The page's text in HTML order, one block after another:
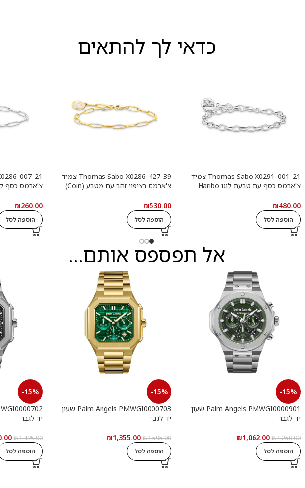
כדאי לך להתאים
Thomas Sabo X0291-001-21 צמיד
צ'ארמס כסף עם טבעת לוגו Haribo
₪480.00
הוספה לסל
Thomas Sabo X0286-427-39 צמיד
צ'ארמס בציפוי זהב עם מטבע (Coin)
₪530.00
הוספה לסל
צ'ארמס כסף
₪260.00
הוספה לסל
אל תפספס אותם...
-15%
Palm Angels PMWGI0000901 שעון
יד לגבר
₪1,250.00
₪1,062.00
הוספה לסל
-15%
Palm Angels PMWGI0000703 שעון
יד לגבר
₪1,595.00
₪1,355.00
הוספה לסל
-15%
יד לגבר
₪1,495.00
הוספה לסל